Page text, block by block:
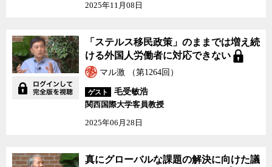
2025年11月08日
「ステルス移民政策」のままでは増え続
ける外国人労働者に対応できない
マル激 （第1264回）
ゲスト
毛受敏浩
関西国際大学客員教授
2025年06月28日
真にグローバルな課題の解決に向けた議